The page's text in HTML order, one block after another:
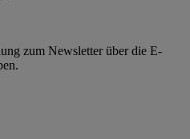
zum Newsletter über die E-